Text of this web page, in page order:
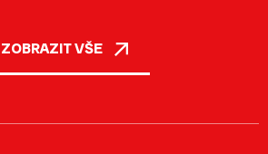
ZOBRAZIT VŠE